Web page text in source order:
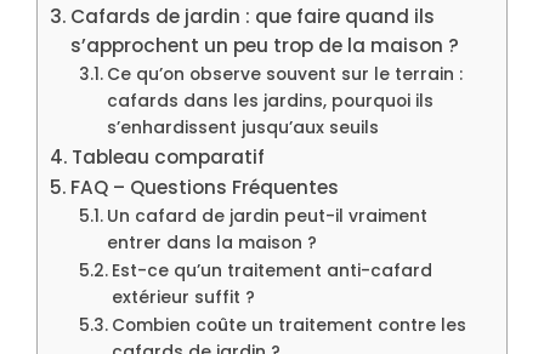
Cafards de jardin : que faire quand ils
s’approchent un peu trop de la maison ?
Ce qu’on observe souvent sur le terrain :
cafards dans les jardins, pourquoi ils
s’enhardissent jusqu’aux seuils
Tableau comparatif
FAQ – Questions Fréquentes
Un cafard de jardin peut-il vraiment
entrer dans la maison ?
Est-ce qu’un traitement anti-cafard
extérieur suffit ?
Combien coûte un traitement contre les